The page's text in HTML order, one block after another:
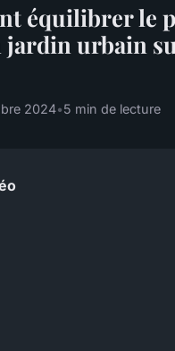
équilibrer le
jardin urbain
2024•5 min de lecture